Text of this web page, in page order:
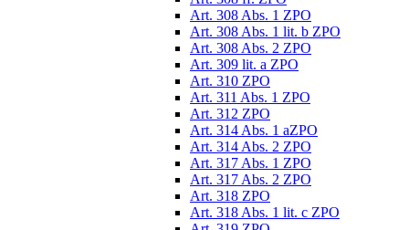
Art. 308 Abs. 1 ZPO
Art. 308 Abs. 1 lit. b ZPO
Art. 308 Abs. 2 ZPO
Art. 309 lit. a ZPO
Art. 310 ZPO
Art. 311 Abs. 1 ZPO
Art. 312 ZPO
Art. 314 Abs. 1 aZPO
Art. 314 Abs. 2 ZPO
Art. 317 Abs. 1 ZPO
Art. 317 Abs. 2 ZPO
Art. 318 ZPO
Art. 318 Abs. 1 lit. c ZPO